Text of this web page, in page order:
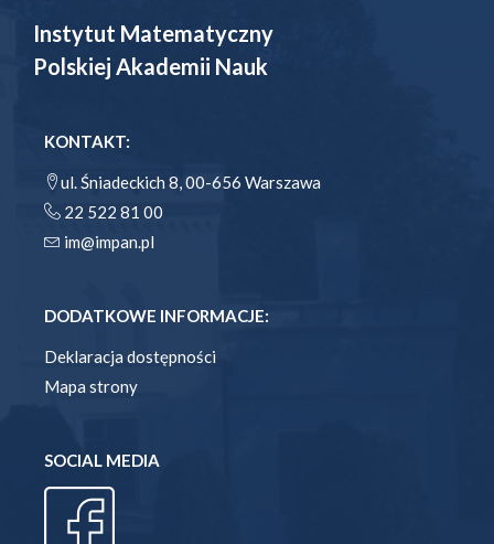
Instytut Matematyczny
Polskiej Akademii Nauk
KONTAKT:
ul. Śniadeckich 8, 00-656 Warszawa
22 522 81 00
im@impan.pl
DODATKOWE INFORMACJE:
Deklaracja dostępności
Mapa strony
SOCIAL MEDIA